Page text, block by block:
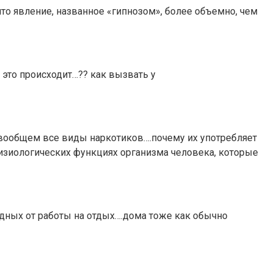
явление, названное «гипнозом», более объемно, чем
происходит…?? как вызвать у
все виды наркотиков….почему их употребляет
функциях организма человека, которые
от работы на отдых….дома тоже как обычно